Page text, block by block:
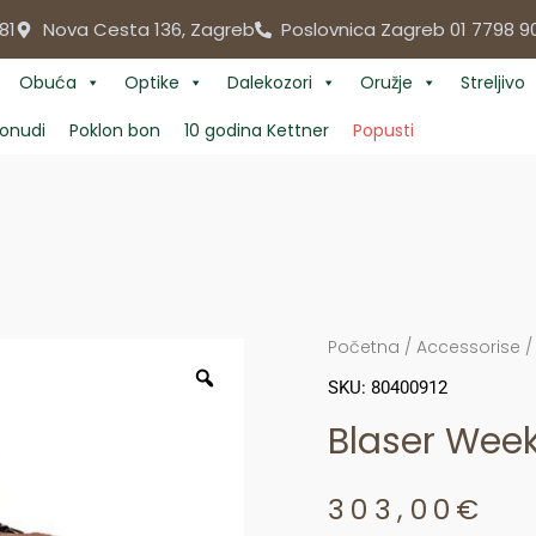
Nova Cesta 136, Zagreb Poslovnica Zagreb 01 7798
Obuća Optike Dalekozori Oružje Streljivo
Poklon bon 10 godina Kettner Popusti
Početna / Accessorise /
SKU: 80400912
Blaser
303,00 €